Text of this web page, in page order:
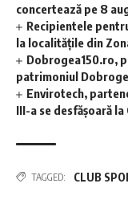
concertează pe 8
Recipientele
la localitățile din
Dobrogea150.ro,
patrimoniul
Envirotech,
III-a se desfășoară
TAGGED: CLUB